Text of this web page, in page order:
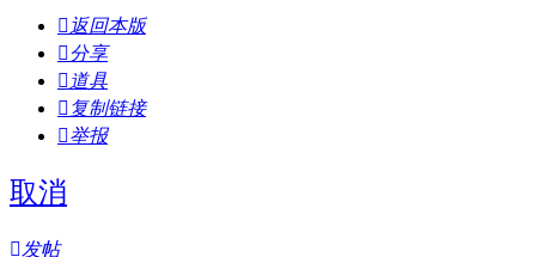
 返回本版
分享
 道具
 复制链接
举报
取消
发帖